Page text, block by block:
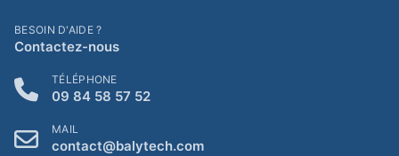
BESOIN D'AIDE ?
Contactez-nous
TÉLÉPHONE
09 84 58 57 52
MAIL
contact@balytech.com